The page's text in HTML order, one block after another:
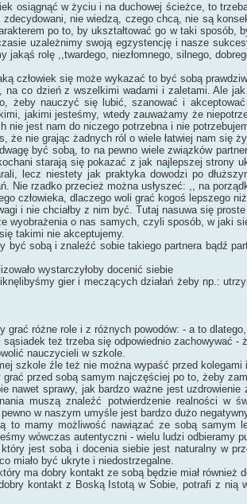
osiągnąć w życiu i na duchowej ścieżce, to
nie wiedzą, czego chcą, nie są
po to, by ukształtować go w taki
uzależnimy swoją egzystencję i nasze
jakąś rolę ,,twardego, niezłomnego, silnego,
człowiek się może wykazać to być sobą
co dzień z wszelkimi wadami i zaletami. Ale
żeby nauczyć się lubić, szanować i
jakimi jesteśmy, wtedy zauważamy że
nie jest nam do niczego potrzebna i nie
że nie grając żadnych ról o wiele łatwiej nam się
być sobą, to na pewno wiele związków
starają się pokazać z jak najlepszej strony
lecz niestety jak praktyka dowodzi po
Nie rzadko przecież można usłyszeć: ,, na
człowieka, dlaczego woli grać kogoś lepszego
i nie chciałby z nim być. Tutaj nasuwa się
wyobrażenia o nas samych, czyli sposób, w jaki
takimi nie akceptujemy.
być sobą i znaleźć sobie takiego partnera bądź
wystarczyłoby docenić siebie
gier i meczących działań żeby np.:
grać różne role i z różnych powodów: - a to
też trzeba się odpowiednio zachowywać -
nauczycieli w szkole.
szkole źle też nie można wypaść przed
przed sobą samym najczęściej po to, żeby
nawet sprawy, jak bardzo ważne jest
muszą znaleźć potwierdzenie realności w
w naszym umyśle jest bardzo dużo
to mamy możliwość nawiązać ze sobą samym
wówczas autentyczni - wielu ludzi odbieramy
jest sobą i docenia siebie jest naturalny w
miało być ukryte i niedostrzegalne.
ma dobry kontakt ze sobą będzie miał również
kontakt z Boską Istotą w Sobie, potrafi z